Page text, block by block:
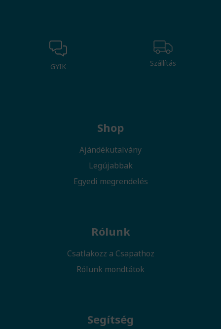
GYIK Szállítás
Shop
Ajándékutalvány
Legújabbak
Egyedi megrendelés
Rólunk
Csatlakozz a Csapathoz
Rólunk mondtátok
Segítség